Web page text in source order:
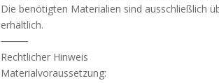
Die benötigten Materialien sind ausschließlich
erhältlich.
⸻
Rechtlicher Hinweis
Materialvoraussetzung: